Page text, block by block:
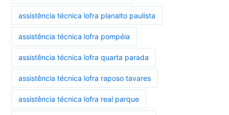
assistência técnica lofra planalto paulista
assistência técnica lofra pompéia
assistência técnica lofra quarta parada
assistência técnica lofra raposo tavares
assistência técnica lofra real parque